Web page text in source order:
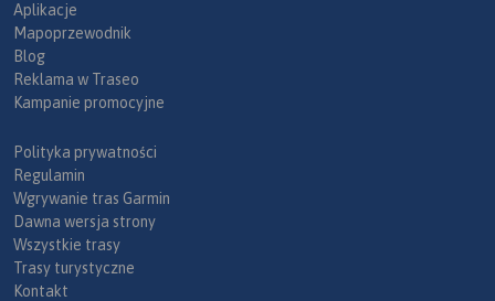
Aplikacje
Mapoprzewodnik
Blog
Reklama w Traseo
Kampanie promocyjne
Polityka prywatności
Regulamin
Wgrywanie tras Garmin
Dawna wersja strony
Wszystkie trasy
Trasy turystyczne
Kontakt